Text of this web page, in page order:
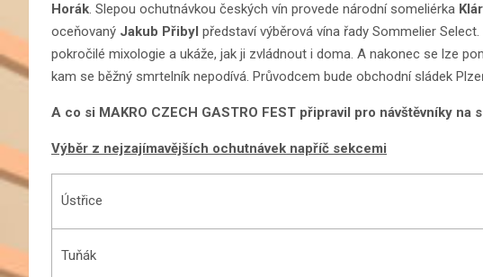
Horák. Slepou ochutnávkou českých vín provede národní someliérka
oceňovaný Jakub Přibyl představí výběrová vína řady Sommelier Select.
pokročilé mixologie a ukáže, jak ji zvládnout i doma. A nakonec se lze
kam se běžný smrtelník nepodívá. Průvodcem bude obchodní sládek
A co si MAKRO CZECH GASTRO FEST připravil pro návštěvníky na
Výběr z nejzajímavějších ochutnávek napříč sekcemi
Ústřice
Tuňák